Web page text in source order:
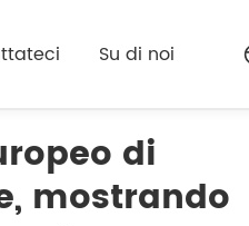
Su di noi
di
mostrando